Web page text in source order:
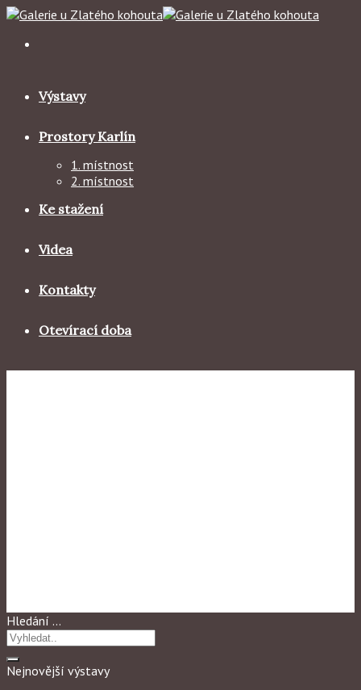
Skip
content
Výstavy
Prostory Karlín
1. místnost
2. místnost
Ke stažení
Videa
Kontakty
Otevírací doba
Hledání …
Nejnovější výstavy